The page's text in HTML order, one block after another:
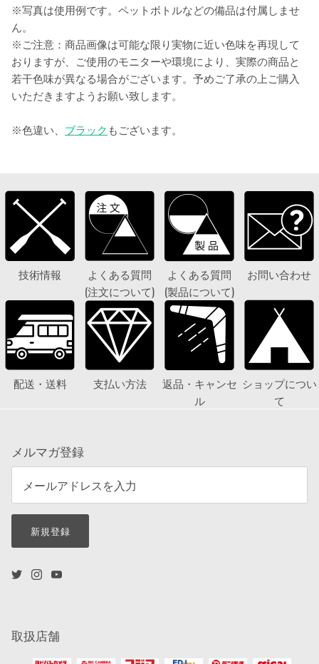
※写真は使用例です。ペットボトルなどの備品は付属しませ
ん。
※ご注意：商品画像は可能な限り実物に近い色味を再現して
おりますが、ご使用のモニターや環境により、実際の商品と
若干色味が異なる場合がございます。予めご了承の上ご購入
いただきますようお願い致します。
※色違い、 ブラック もございます。
技術情報
よくある質問
(注文について)
よくある質問
(製品について)
お問い合わせ
配送・送料 支払い方法
返品・キャンセ
ル
ショップについ
て
メルマガ登録
新規登録
取扱店舗